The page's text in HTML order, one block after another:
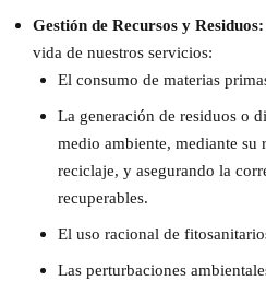
Gestión de Recursos y Residuos:
vida de nuestros servicios:
El consumo de materias
La generación de residuos o
medio ambiente, mediante
reciclaje, y asegurando la
recuperables.
El uso racional de
Las perturbaciones